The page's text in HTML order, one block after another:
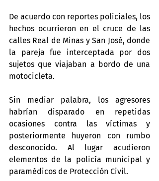
De acuerdo con reportes policiales, los
hechos ocurrieron en el cruce de las
calles Real de Minas y San José, donde
la pareja fue interceptada por dos
sujetos que viajaban a bordo de una
motocicleta.
Sin mediar palabra, los agresores
habrían disparado en repetidas
ocasiones contra las víctimas y
posteriormente huyeron con rumbo
desconocido. Al lugar acudieron
elementos de la policía municipal y
paramédicos de Protección Civil.